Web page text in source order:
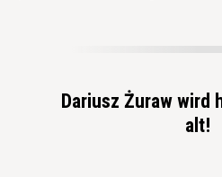
Dariusz Żuraw wird
alt!